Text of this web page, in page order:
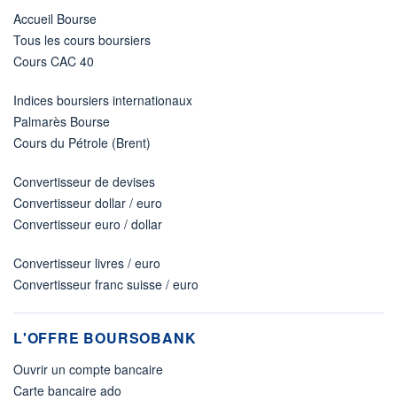
Accueil Bourse
Tous les cours boursiers
Cours CAC 40
Indices boursiers internationaux
Palmarès Bourse
Cours du Pétrole (Brent)
Convertisseur de devises
Convertisseur dollar / euro
Convertisseur euro / dollar
Convertisseur livres / euro
Convertisseur franc suisse / euro
L'OFFRE BOURSOBANK
Ouvrir un compte bancaire
Carte bancaire ado